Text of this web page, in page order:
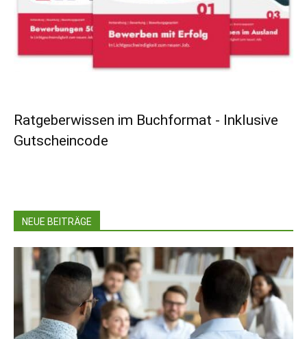
Ratgeberwissen im Buchformat - Inklusive
Gutscheincode
NEUE BEITRÄGE